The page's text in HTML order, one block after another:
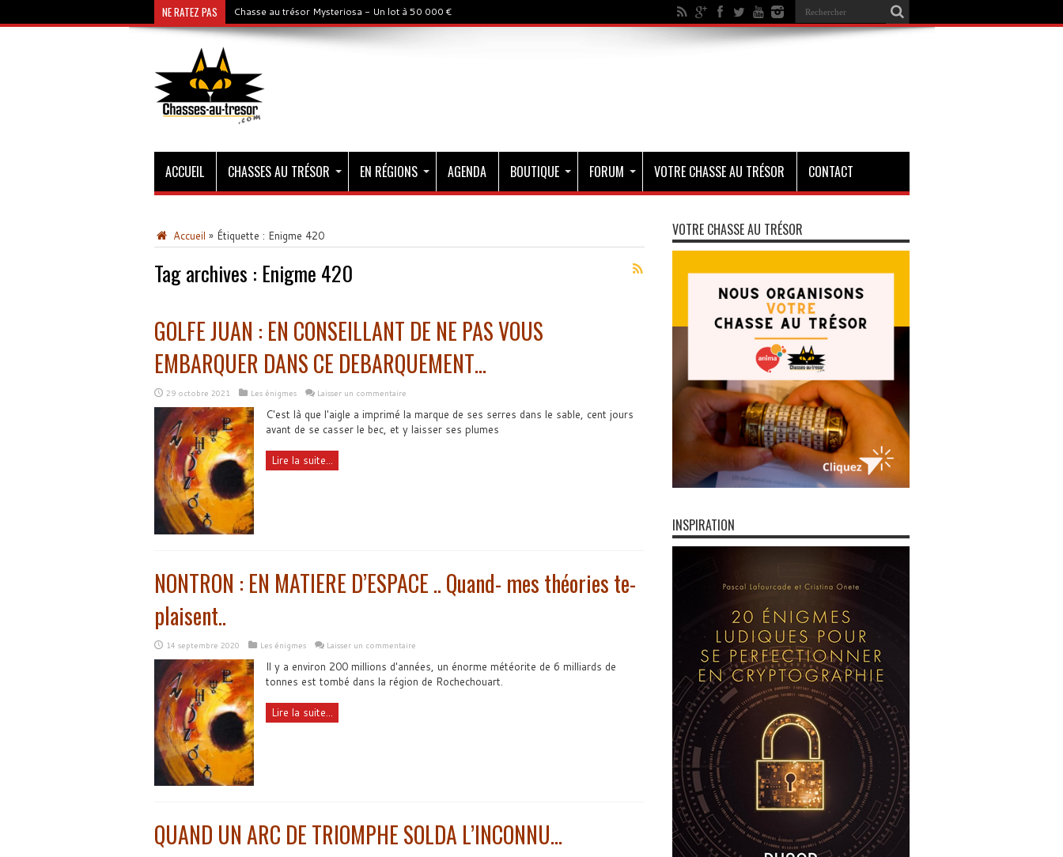
NE RATEZ PAS Chasse au trésor Mysteriosa - Un lot à 50 000 €
ACCUEIL CHASSES AU TRÉSOR EN RÉGIONS AGENDA BOUTIQUE FORUM VOTRE CHASSE AU TRÉSOR CONTACT
Accueil » Étiquette : Enigme 420
Tag archives : Enigme 420
GOLFE JUAN : EN CONSEILLANT DE NE PAS VOUS
EMBARQUER DANS CE DEBARQUEMENT…
29 octobre 2021 Les énigmes Laisser un commentaire
C'est là que l'aigle a imprimé la marque de ses serres dans le sable, cent jours
avant de se casser le bec, et y laisser ses plumes
Lire la suite...
NONTRON : EN MATIERE D’ESPACE .. Quand- mes théories te-
plaisent..
14 septembre 2020 Les énigmes Laisser un commentaire
Il y a environ 200 millions d'années, un énorme météorite de 6 milliards de
tonnes est tombé dans la région de Rochechouart.
Lire la suite...
QUAND UN ARC DE TRIOMPHE SOLDA L’INCONNU…
VOTRE CHASSE AU TRÉSOR
INSPIRATION